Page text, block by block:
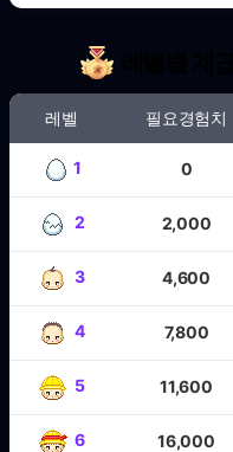
레벨 필요경험치
1 0
2 2,000
3 4,600
4 7,800
5 11,600
6 16,000